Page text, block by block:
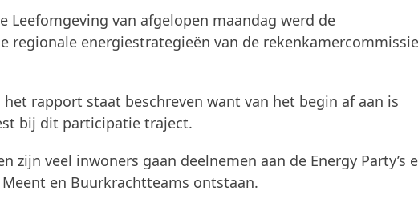
Leefomgeving van afgelopen maandag werd de
regionale energiestrategieën van de rekenkamercommissie
rapport staat beschreven want van het begin af aan is
bij dit participatie traject.
zijn veel inwoners gaan deelnemen aan de Energy Party’s
en Buurkrachtteams ontstaan.